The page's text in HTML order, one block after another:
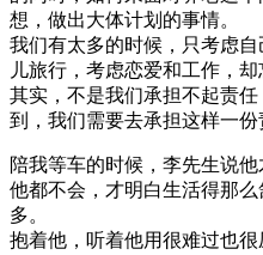
想，做出大体计划的事情。
我们有太多的时候，只考虑
儿旅行，考虑恋爱和工作，却
其实，不是我们承担不起责
到，我们需要去承担这样一份
陪我等车的时候，李先生说
他都不会，才明白生活得那
多。
抱着他，听着他用很难过也